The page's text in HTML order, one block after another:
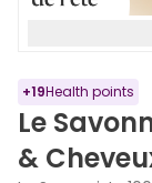
+19Health points
Le
&